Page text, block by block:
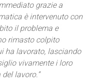
grazie a
è intervenuto con
il problema e
rimasto colpito
ha lavorato, lasciando
vivamente i loro
lavoro.”